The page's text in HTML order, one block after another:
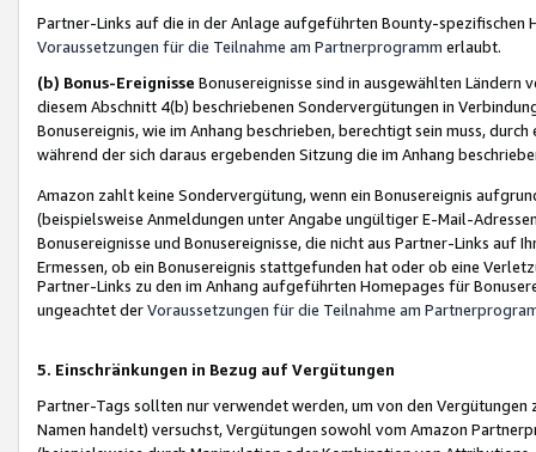
Partner-Links auf die in der Anlage aufgeführten Bounty-spezifischen
Voraussetzungen für die Teilnahme am Partnerprogramm erlaubt.
(b) Bonus-Ereignisse Bonusereignisse sind in ausgewählten Ländern
diesem Abschnitt 4(b) beschriebenen Sondervergütungen in
Bonusereignis, wie im Anhang beschrieben, berechtigt sein muss,
während der sich daraus ergebenden Sitzung die im Anhang
Amazon zahlt keine Sondervergütung, wenn ein Bonusereignis
(beispielsweise Anmeldungen unter Angabe ungültiger E-Mail-
Bonusereignisse und Bonusereignisse, die nicht aus Partner-Links auf
Ermessen, ob ein Bonusereignis stattgefunden hat oder ob eine
Partner-Links zu den im Anhang aufgeführten Homepages für
ungeachtet derVoraussetzungen für die Teilnahme am
5. Einschränkungen in Bezug auf Vergütungen
Partner-Tags sollten nur verwendet werden, um von den
Namen handelt) versuchst, Vergütungen sowohl vom Amazon